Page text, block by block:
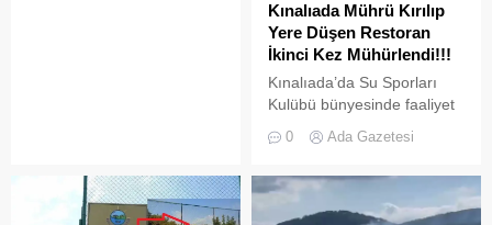
Kınalıada Mührü Kırılıp
Yere Düşen Restoran
İkinci Kez Mühürlendi!!!
Kınalıada’da Su Sporları
Kulübü bünyesinde faaliyet
gösteren bir restoran,
ruhsat usulsüzlüğü ve adres
Adalar Belediyesi tarafından
mühürlendi.
0 Ada Gazetesi